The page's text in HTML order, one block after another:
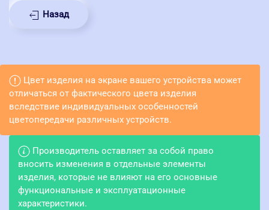
Назад
Цвет изделия на экране вашего устройства может
отличаться от фактического цвета изделия
вследствие индивидуальных особенностей
цветопередачи различных устройств.
Производитель оставляет за собой право
вносить изменения в отдельные элементы
изделия, которые не влияют на его основные
функциональные и эксплуатационные
характеристики.